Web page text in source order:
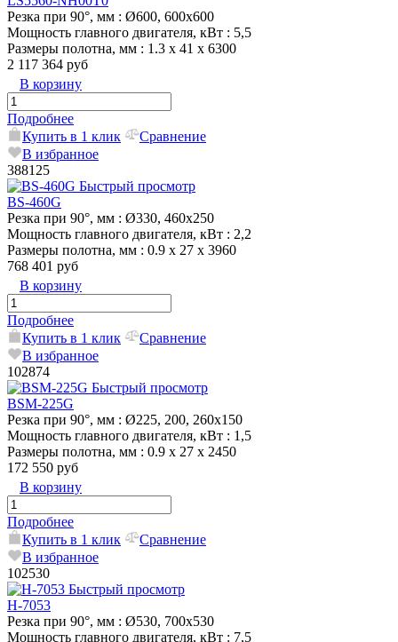
Резка при 90°, мм : Ø600, 600х600
Мощность главного двигателя, кВт : 5,5
Размеры полотна, мм : 1.3 х 41 х 6300
2 117 364 руб
В корзину
Подробнее
Купить в 1 клик
Сравнение
В избранное
388125
Быстрый просмотр
BS-460G
Резка при 90°, мм : Ø330, 460x250
Мощность главного двигателя, кВт : 2,2
Размеры полотна, мм : 0.9 x 27 x 3960
768 401 руб
В корзину
Подробнее
Купить в 1 клик
Сравнение
В избранное
102874
Быстрый просмотр
BSM-225G
Резка при 90°, мм : Ø225, 200, 260х150
Мощность главного двигателя, кВт : 1,5
Размеры полотна, мм : 0.9 x 27 x 2450
172 550 руб
В корзину
Подробнее
Купить в 1 клик
Сравнение
В избранное
102530
Быстрый просмотр
H-7053
Резка при 90°, мм : Ø530, 700х530
Мощность главного двигателя, кВт : 7,5